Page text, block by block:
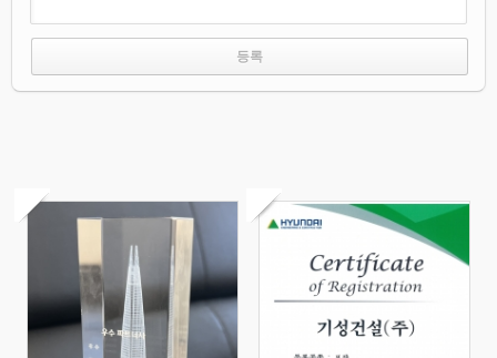
0 94